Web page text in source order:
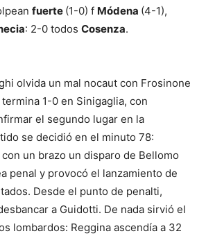
fuerte (1-0) f Módena (4-1),
: 2-0 todos Cosenza.
olvida un mal nocaut con Frosinone
1-0 en Sinigaglia, con
el segundo lugar en la
se decidió en el minuto 78:
un brazo un disparo de Bellomo
penal y provocó el lanzamiento de
Desde el punto de penalti,
a Guidotti. De nada sirvió el
lombardos: Reggina ascendía a 32